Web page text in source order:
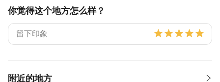
你觉得这个地方怎么样？
附近的地方